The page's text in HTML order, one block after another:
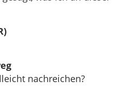
nachreichen?